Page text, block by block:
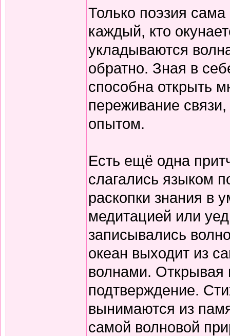
Только поэзия
каждый, кто
укладываются
обратно. Зная в
способна открыть
переживание связи,
опытом.
Есть ещё одна
слагались языком
раскопки знания в
медитацией или
записывались
океан выходит из
волнами. Открывая
подтверждение.
вынимаются из
самой волновой